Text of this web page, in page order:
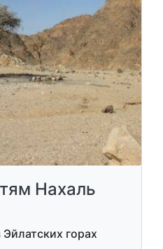
Нахаль
горах